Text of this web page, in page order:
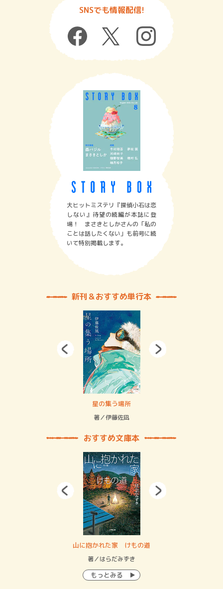
SNSでも情報配信!
大ヒットミステリ『探偵小石は恋
しない』待望の続編が本誌に登
場！ まさきとしかさんの「私の
ことは話したくない」も前号に続
いて特別掲載します。
新刊＆おすすめ単行本
星の集う場所
著／伊藤佐凪
おすすめ文庫本
山に抱かれた家 けもの道
著／はらだみずき
もっとみる